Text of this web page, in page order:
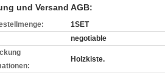
und Versand AGB:
1SET
negotiable
Holzkiste.